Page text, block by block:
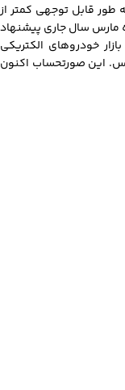
طور قابل توجهی کمتر از
مارس سال جاری پیشنهاد
تقویت بازار خودروهای الکتریکی
مدرسه به جای 11000 اتوبوس. این صورتحساب اکنون